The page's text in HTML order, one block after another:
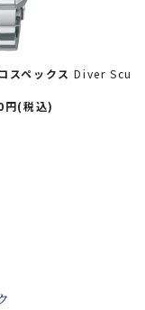
スペックスDiver Scu
円(税込)